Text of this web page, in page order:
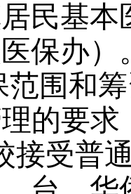
民基
保办）
围和
的要
接受普